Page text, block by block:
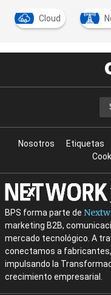
Cloud
Nosotros Etiquetas
BPS forma parte de
marketing B2B,
mercado tecnológico. A
conectamos a
impulsando la
crecimiento empresarial.